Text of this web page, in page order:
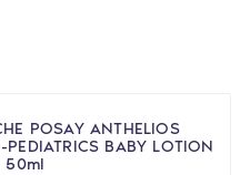
POSAY ANTHELIOS
PEDIATRICS BABY LOTION
50ml